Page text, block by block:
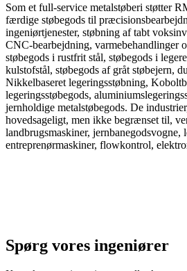
Som et full-service metalstøberi støtter
færdige støbegods til
ingeniørtjenester, støbning af tabt
CNC-bearbejdning, varmebehandlinger
støbegods i rustfrit stål, støbegods i
kulstofstål, støbegods af gråt støbejern,
Nikkelbaseret legeringsstøbning,
legeringsstøbegods,
jernholdige metalstøbegods. De
hovedsageligt, men ikke begrænset til,
landbrugsmaskiner, jernbanegodsvogne,
entreprenørmaskiner, flowkontrol,
Spørg vores ingeniører